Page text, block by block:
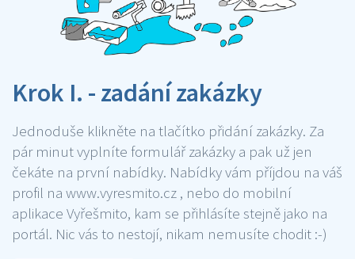
Krok I. - zadání zakázky
Jednoduše klikněte na tlačítko přidání zakázky. Za
pár minut vyplníte formulář zakázky a pak už jen
čekáte na první nabídky. Nabídky vám příjdou na váš
profil na www.vyresmito.cz , nebo do mobilní
aplikace Vyřešmito, kam se přihlásíte stejně jako na
portál. Nic vás to nestojí, nikam nemusíte chodit :-)